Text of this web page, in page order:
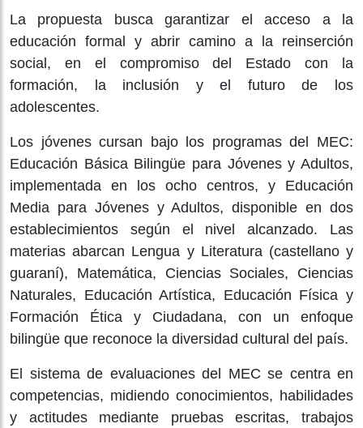
La propuesta busca garantizar el acceso a la
educación formal y abrir camino a la reinserción
social, en el compromiso del Estado con la
formación, la inclusión y el futuro de los
adolescentes.
Los jóvenes cursan bajo los programas del MEC:
Educación Básica Bilingüe para Jóvenes y Adultos,
implementada en los ocho centros, y Educación
Media para Jóvenes y Adultos, disponible en dos
establecimientos según el nivel alcanzado. Las
materias abarcan Lengua y Literatura (castellano y
guaraní), Matemática, Ciencias Sociales, Ciencias
Naturales, Educación Artística, Educación Física y
Formación Ética y Ciudadana, con un enfoque
bilingüe que reconoce la diversidad cultural del país.
El sistema de evaluaciones del MEC se centra en
competencias, midiendo conocimientos, habilidades
y actitudes mediante pruebas escritas, trabajos